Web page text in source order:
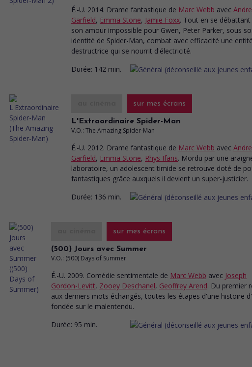
É.-U. 2014. Drame fantastique de Marc Webb avec
Garfield, Emma Stone, Jamie Foxx. Tout en se débattant
son amour impossible pour Gwen, Peter Parker, sous
identité de Spider-Man, combat avec efficacité une entité
destructrice qui se nourrit d'électricité.
Durée: 142 min.
sur mes écrans
L'Extraordinaire Spider-Man
V.O.: The Amazing Spider-Man
É.-U. 2012. Drame fantastique de Marc Webb avec
Garfield, Emma Stone, Rhys Ifans. Mordu par une
laboratoire, un adolescent timide se retrouve doté de
fantastiques grâce auxquels il devient un super-justicier.
Durée: 136 min.
sur mes écrans
(500) Jours avec Summer
V.O.: (500) Days of Summer
É.-U. 2009. Comédie sentimentale de Marc Webb avec Joseph
Gordon-Levitt, Zooey Deschanel, Geoffrey Arend. Du premier
aux derniers mots échangés, toutes les étapes d'une histoire
fondée sur le malentendu.
Durée: 95 min.